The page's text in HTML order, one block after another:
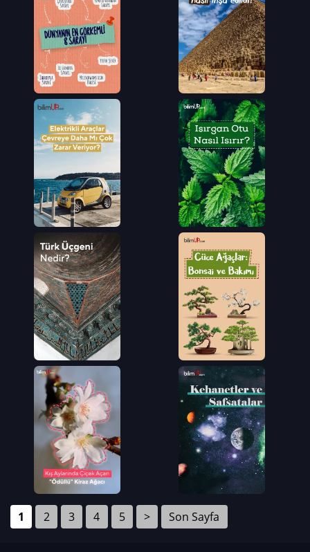
1 2 3 4 5 > Son Sayfa